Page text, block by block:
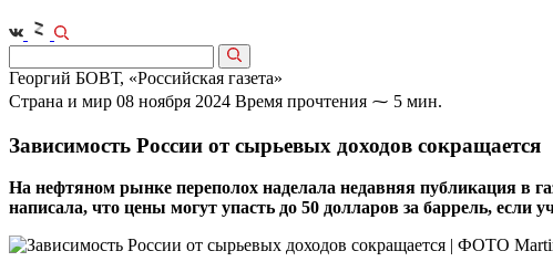
Георгий БОВТ, «Российская газета»
Страна и мир 08 ноября 2024 Время прочтения ⁓ 5 мин.
Зависимость России от сырьевых доходов сокращается
На нефтяном рынке переполох наделала недавняя публикация в
написала, что цены могут упасть до 50 долларов за баррель,